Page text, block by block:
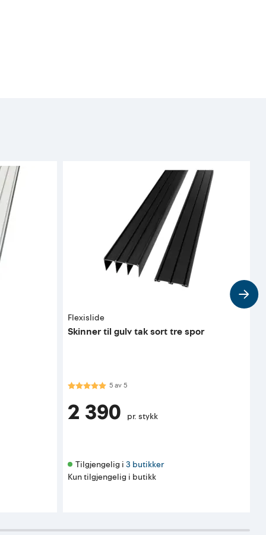
Flexislide
Skinner til gulv tak sort tre spor
Karakter:5.0 av 5 mulige
5av5
2 390 pr. stykk
Tilgjengelig i 3 butikker
Kun tilgjengelig i butikk